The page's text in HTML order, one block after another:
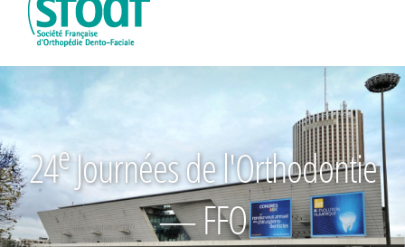
24eJournées de l'Orthodontie
— FFO